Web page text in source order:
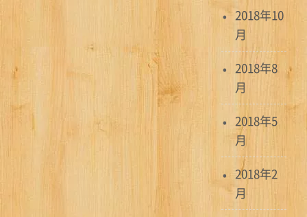
2018年10
月
2018年8
月
2018年5
月
2018年2
月